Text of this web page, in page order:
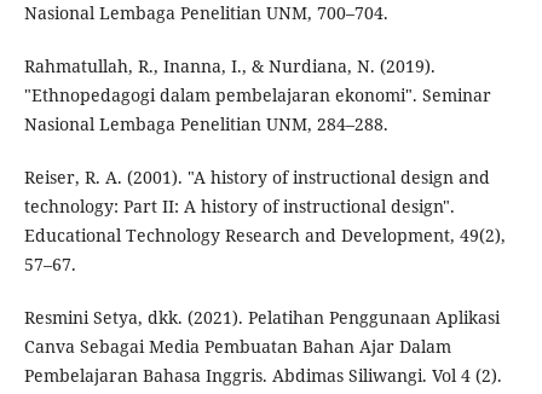
Nasional Lembaga Penelitian UNM, 700–704.
Rahmatullah, R., Inanna, I., & Nurdiana, N. (2019).
"Ethnopedagogi dalam pembelajaran ekonomi". Seminar
Nasional Lembaga Penelitian UNM, 284–288.
Reiser, R. A. (2001). "A history of instructional design and
technology: Part II: A history of instructional design".
Educational Technology Research and Development, 49(2),
57–67.
Resmini Setya, dkk. (2021). Pelatihan Penggunaan Aplikasi
Canva Sebagai Media Pembuatan Bahan Ajar Dalam
Pembelajaran Bahasa Inggris. Abdimas Siliwangi. Vol 4 (2).